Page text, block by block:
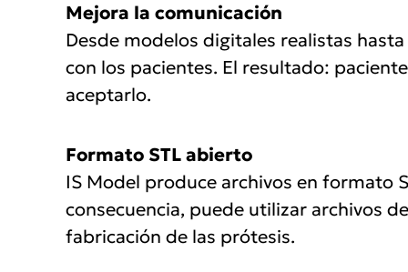
Mejora la comunicación
Desde modelos digitales realistas
con los pacientes. El resultado:
aceptarlo.
Formato STL abierto
IS Model produce archivos en formato
consecuencia, puede utilizar archivos
fabricación de las prótesis.